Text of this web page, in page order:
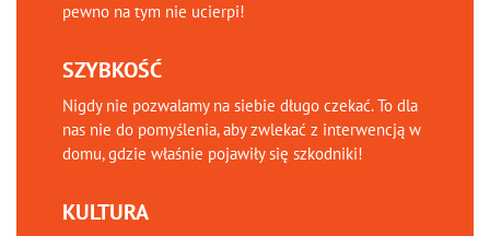
pewno na tym nie ucierpi!
SZYBKOŚĆ
Nigdy nie pozwalamy na siebie długo czekać. To dla
nas nie do pomyślenia, aby zwlekać z interwencją w
domu, gdzie właśnie pojawiły się szkodniki!
KULTURA